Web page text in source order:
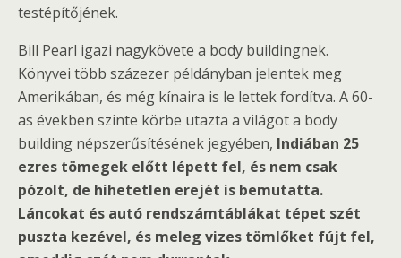
testépítőjének.
Bill Pearl igazi nagykövete a body buildingnek.
Könyvei több százezer példányban jelentek meg
Amerikában, és még kínaira is le lettek fordítva. A 60-
as években szinte körbe utazta a világot a body
building népszerűsítésének jegyében, Indiában 25
ezres tömegek előtt lépett fel, és nem csak
pózolt, de hihetetlen erejét is bemutatta.
Láncokat és autó rendszámtáblákat tépet szét
puszta kezével, és meleg vizes tömlőket fújt fel,